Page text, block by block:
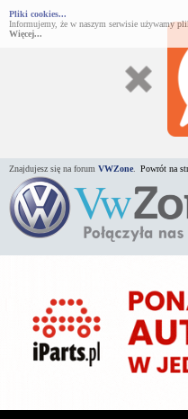
Pliki cookies...
Informujemy, że w naszym serwisie używamy
Więcej...
Znajdujesz się na forum VWZone Powrót na